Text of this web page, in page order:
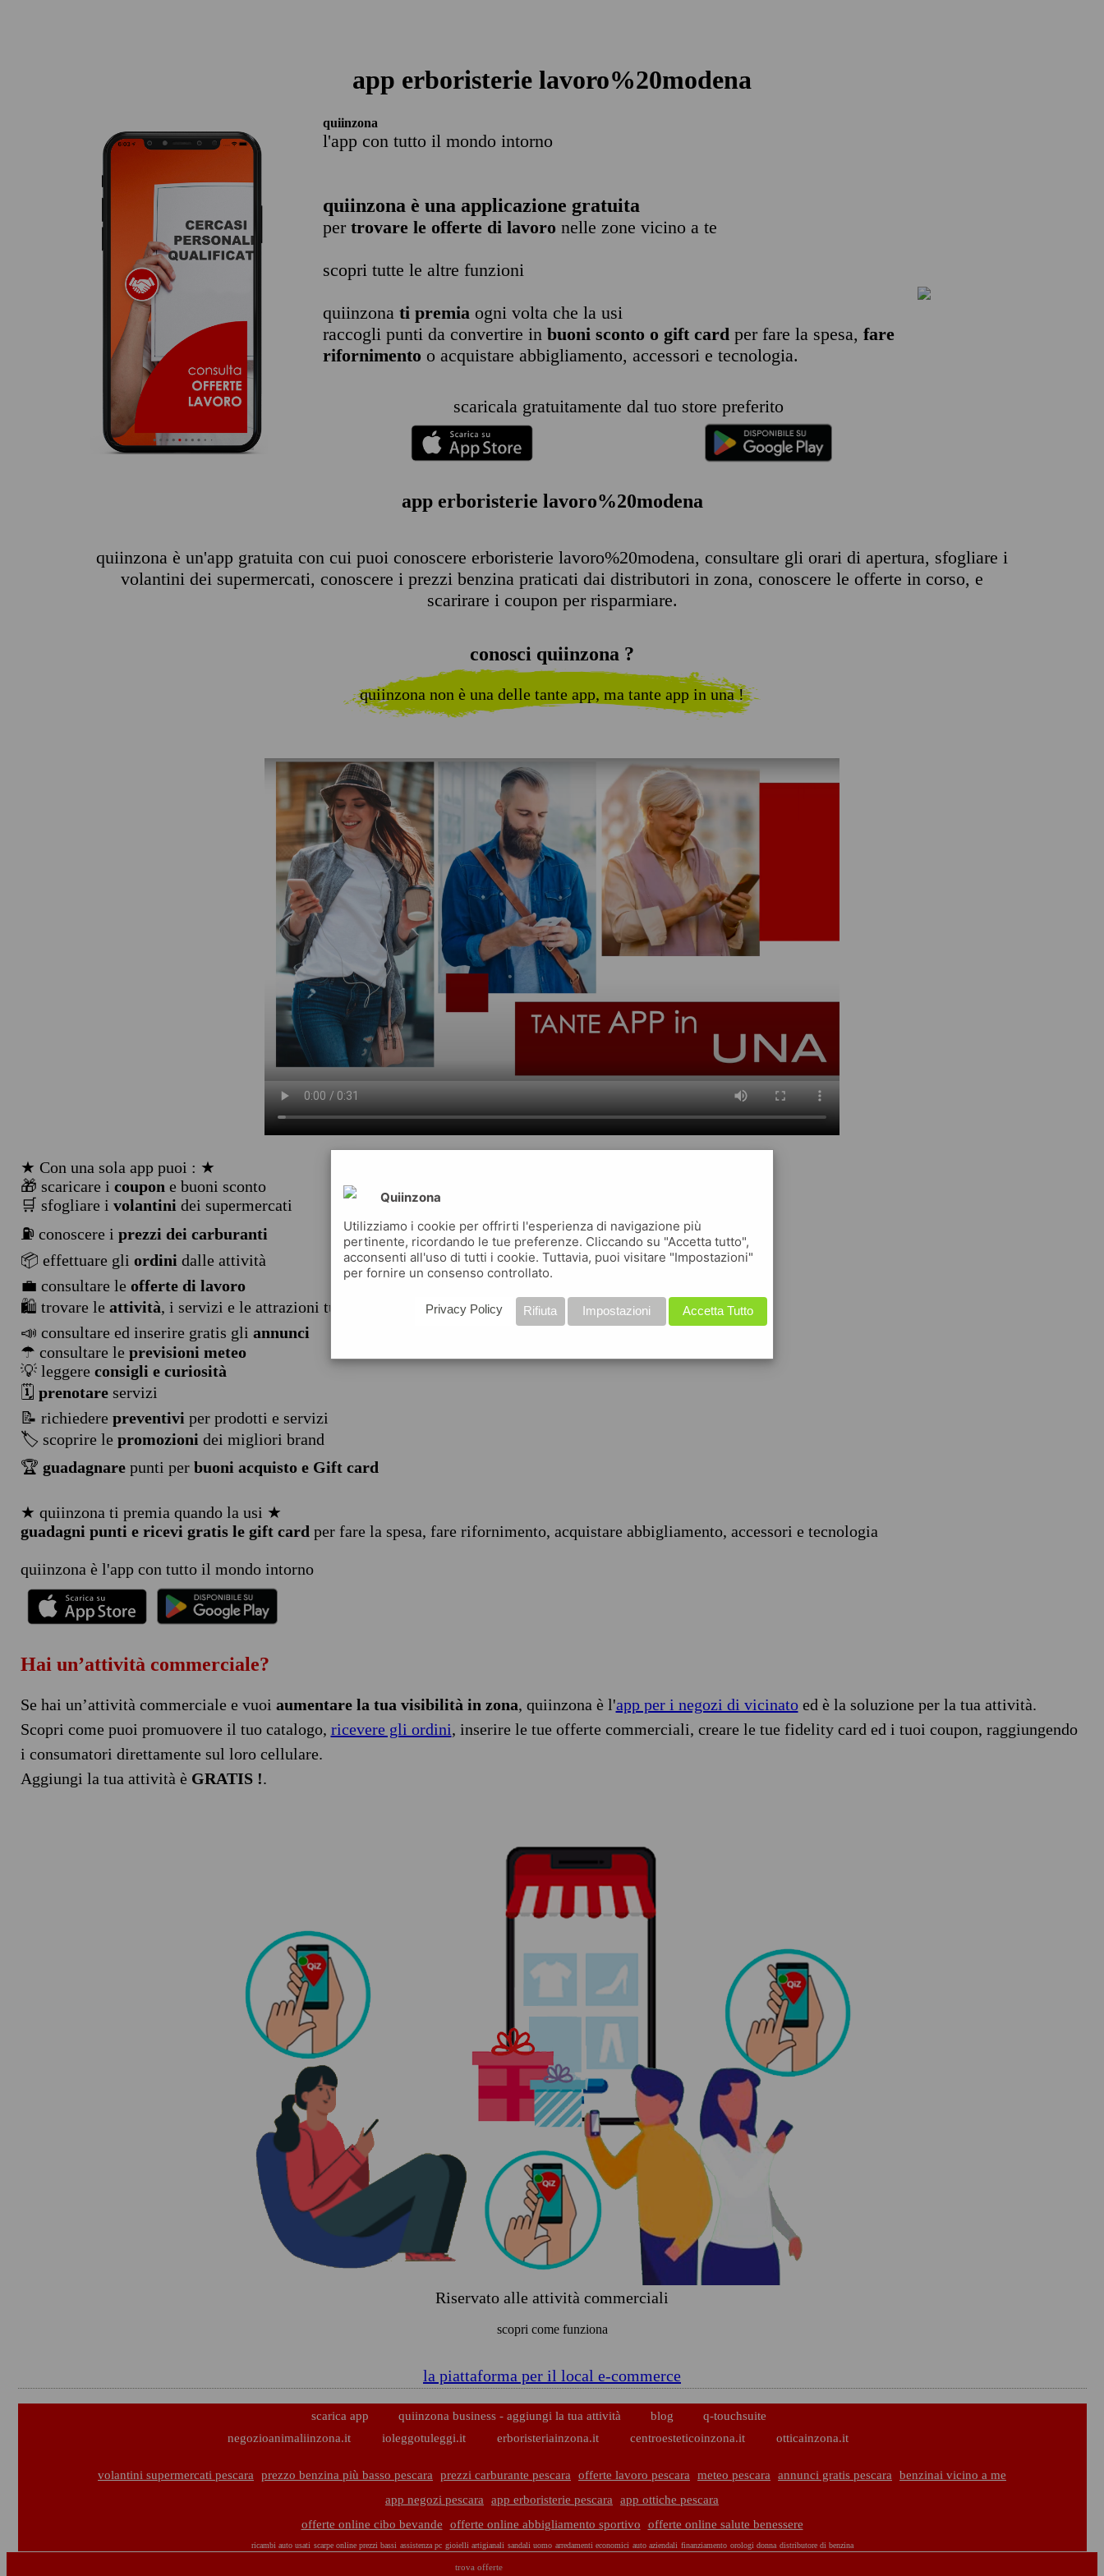
app erboristerie lavoro%20modena
quiinzona
l'app con tutto il mondo intorno
quiinzona è una applicazione gratuita
per trovare le offerte di lavoro nelle zone vicino a te
scopri tutte le altre funzioni
quiinzona ti premia ogni volta che la usi
raccogli punti da convertire in buoni sconto o gift card per fare la spesa, fare
rifornimento o acquistare abbigliamento, accessori e tecnologia.
scaricala gratuitamente dal tuo store preferito
app erboristerie lavoro%20modena
quiinzona è un'app gratuita con cui puoi conoscere erboristerie lavoro%20modena, consultare gli orari di apertura, sfogliare i
volantini dei supermercati, conoscere i prezzi benzina praticati dai distributori in zona, conoscere le offerte in corso, e
scarirare i coupon per risparmiare.
conosci quiinzona ?
quiinzona non è una delle tante app, ma tante app in una !
★ Con una sola app puoi : ★
🎁 scaricare i coupon e buoni sconto
🛒 sfogliare i volantini dei supermercati
⛽ conoscere i prezzi dei carburanti
📦 effettuare gli ordini dalle attività
💼 consultare le offerte di lavoro
🛍️ trovare le attività, i servizi e le attrazioni turistiche
📣 consultare ed inserire gratis gli annunci
☂ consultare le previsioni meteo
💡 leggere consigli e curiosità
🗓️ prenotareservizi
📝 richiedere preventivi per prodotti e servizi
🏷️ scoprire le promozioni dei migliori brand
🏆 guadagnarepunti per buoni acquisto e Gift card
★ quiinzona ti premia quando la usi ★
guadagni punti e ricevi gratis le gift card per fare la spesa, fare rifornimento, acquistare abbigliamento, accessori e tecnologia
quiinzona è l'app con tutto il mondo intorno
Hai un’attività commerciale?
Se hai un’attività commerciale e vuoi aumentare la tua visibilità in zona, quiinzona è l'app per i negozi di vicinatoed è la soluzione per la tua attività.
Scopri come puoi promuovere il tuo catalogo, ricevere gli ordini, inserire le tue offerte commerciali, creare le tue fidelity card ed i tuoi coupon, raggiungendo
i consumatori direttamente sul loro cellulare.
Aggiungi la tua attività è GRATIS !.
Riservato alle attività commerciali
scopri come funziona
la piattaforma per il local e-commerce
scarica app quiinzona business - aggiungi la tua attività blog
q-touchsuite
negozioanimaliinzona.it
ioleggotuleggi.it erboristeriainzona.it centroesteticoinzona.it otticainzona.it
volantini supermercati pescara prezzo benzina più basso pescara prezzi carburante pescara offerte lavoro pescara meteo pescara annunci gratis pescara
benzinai vicino a me
app negozi pescara
app erboristerie pescara
app ottiche pescara
offerte online cibo bevande
offerte online abbigliamento sportivo offerte online salute benessere
ricambi auto usati scarpe online prezzi bassi assistenza pc gioielli artigianali sandali uomo arredamenti economici auto aziendali finanziamento orologi donna distributore di benzina
trova offerte
Quiinzona
Utilizziamo i cookie per offrirti l'esperienza di navigazione più
pertinente, ricordando le tue preferenze. Cliccando su "Accetta tutto",
acconsenti all'uso di tutti i cookie. Tuttavia, puoi visitare "Impostazioni"
per fornire un consenso controllato.
Accetta Tutto
Impostazioni
Rifiuta
Privacy Policy